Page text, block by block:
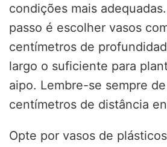
condições mais
passo é escolher vasos
centímetros de
largo o suficiente para
aipo. Lembre-se sempre
centímetros de distância
Opte por vasos de